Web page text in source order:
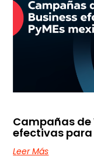
Campañas de
efectivas para
Leer Más